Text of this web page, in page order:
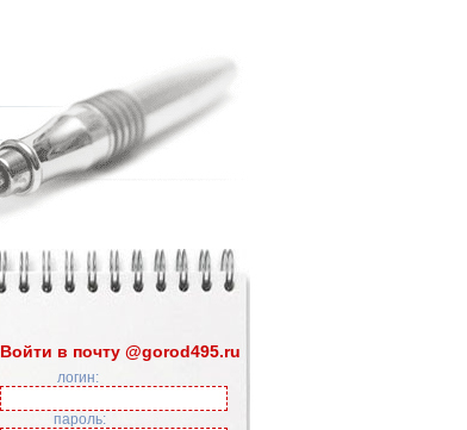
Войти в почту @gorod495.ru
логин:
пароль: